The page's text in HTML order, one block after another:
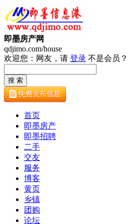
即墨房产网
qdjimo.com/house
欢迎您：网友，请 登录 不是会员？
首页
即墨房产
即墨招聘
二手
交友
服务
博客
黄页
乡镇
团购
论坛